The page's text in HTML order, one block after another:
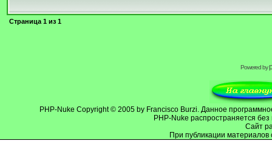
Страница 1 из 1
Powered by
PHP-Nuke Copyright © 2005 by Francisco Burzi. Данное
PHP-Nuke распространяется
Cайт
При публикации